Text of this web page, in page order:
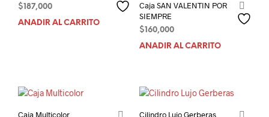
$ 187,000
AÑADIR AL CARRITO
Caja SAN VALENTIN POR
SIEMPRE
$ 160,000
AÑADIR AL CARRITO
Caja Multicolor Cilindro Lujo Gerberas